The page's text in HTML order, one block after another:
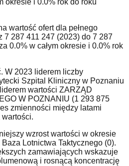
okresie i 0.0% rok do roku
wartość ofert dla pełnego
7 287 411 247 (2023) do 7 287
0.0% w całym okresie i 0.0% rok
W 2023 liderem liczby
Szpital Kliniczny w Poznaniu
wartości ZARZĄD
W POZNANIU (1 293 875
zmienności między latami
wzrost wartości w okresie
Lotnictwa Taktycznego (0).
zamawiających wskazuje
i rosnącą koncentrację